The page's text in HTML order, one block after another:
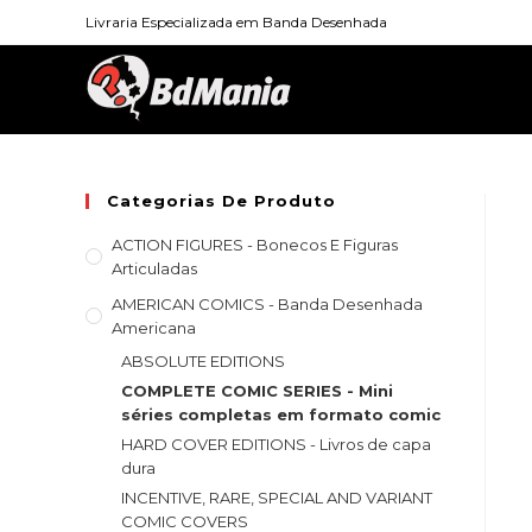
Livraria Especializada em Banda Desenhada
Categorias De Produto
ACTION FIGURES - Bonecos E Figuras
Articuladas
AMERICAN COMICS - Banda Desenhada
Americana
ABSOLUTE EDITIONS
COMPLETE COMIC SERIES - Mini
séries completas em formato comic
HARD COVER EDITIONS - Livros de capa
dura
INCENTIVE, RARE, SPECIAL AND VARIANT
COMIC COVERS